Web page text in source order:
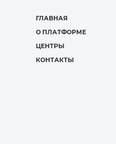
ГЛАВНАЯ
О ПЛАТФОРМЕ
ЦЕНТРЫ
КОНТАКТЫ